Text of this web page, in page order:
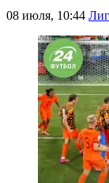
08 июля, 10:44